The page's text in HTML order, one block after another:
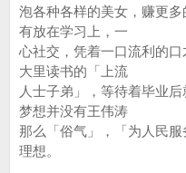
泡各种各样的美女，赚更
有放在学习上，一
心社交，凭着一口流利的
大里读书的「上流
人士子弟」，等待着毕业
梦想并没有王伟涛
那么「俗气」，「为人民
理想。